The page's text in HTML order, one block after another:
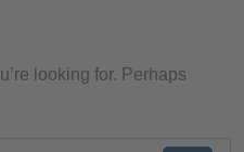
looking for. Perhaps